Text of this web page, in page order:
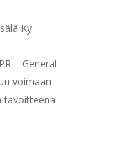
Ky
– General
voimaan
tavoitteena